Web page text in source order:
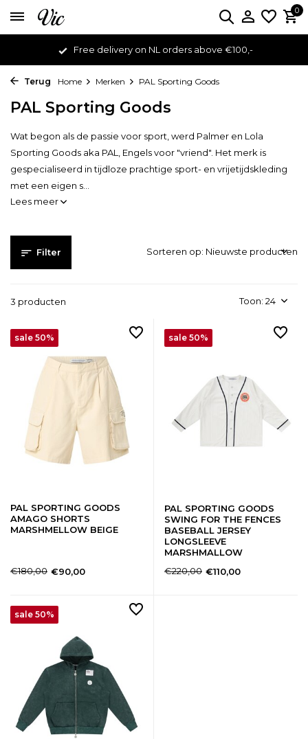
0
Free delivery on NL orders above €100,-
Terug Home Merken PAL Sporting Goods
PAL Sporting Goods
Wat begon als de passie voor sport, werd Palmer en Lola
Sporting Goods aka PAL, Engels voor "vriend". Het merk is
gespecialiseerd in tijdloze prachtige sport- en vrijetijdskleding
met een eigen s...
Lees meer
Filter
3 producten Toon:
Sorteren op:
sale 50%
PAL SPORTING GOODS
AMAGO SHORTS
MARSHMELLOW BEIGE
€180,00 €90,00
sale 50%
PAL SPORTING GOODS
SWING FOR THE FENCES
BASEBALL JERSEY
LONGSLEEVE
MARSHMALLOW
€220,00 €110,00
sale 50%